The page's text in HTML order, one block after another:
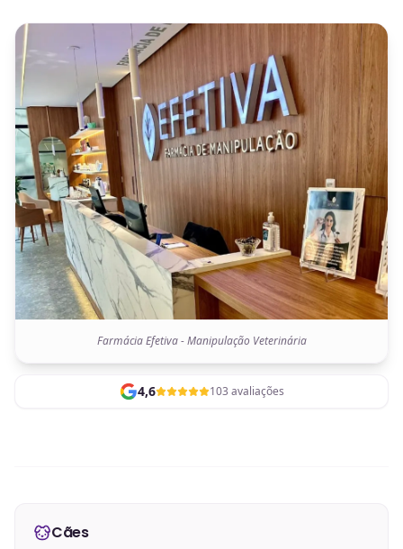
Farmácia Efetiva - Manipulação Veterinária
4,6 103 avaliações
Cães